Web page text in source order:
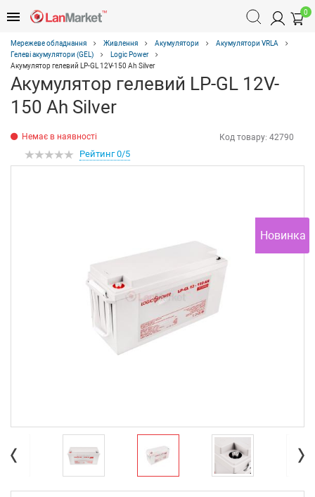
0
Мережеве обладнання Живлення Акумулятори
Акумулятори VRLA
Гелеві акумулятори (GEL)
Logic Power
Акумулятор гелевий LP-GL 12V-150 Ah Silver
Акумулятор гелевий LP-GL 12V-
150 Ah Silver
Немає в наявності Код товару: 42790
Рейтинг 0/5
Новинка